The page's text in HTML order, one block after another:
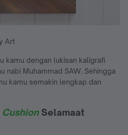
Art
kamu dengan lukisan kaligrafi
nabi Muhammad SAW. Sehingga
kamu semakin lengkap dan
CushionSelamaat